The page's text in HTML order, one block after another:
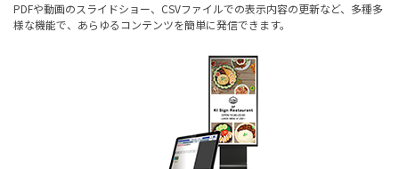
PDFや動画のスライドショー、CSVファイルでの表示内容の更新など、多種多
様な機能で、あらゆるコンテンツを簡単に発信できます。